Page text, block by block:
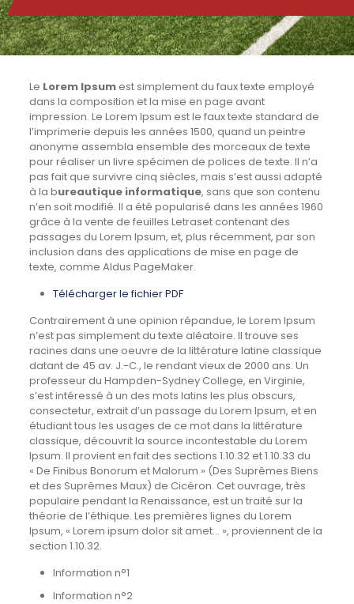
Le Lorem Ipsumest simplement du faux texte employé
dans la composition et la mise en page avant
impression. Le Lorem Ipsum est le faux texte standard de
l’imprimerie depuis les années 1500, quand un peintre
anonyme assembla ensemble des morceaux de texte
pour réaliser un livre spécimen de polices de texte. Il n’a
pas fait que survivre cinq siècles, mais s’est aussi adapté
à la bureautique informatique, sans que son contenu
n’en soit modifié. Il a été popularisé dans les années 1960
grâce à la vente de feuilles Letraset contenant des
passages du Lorem Ipsum, et, plus récemment, par son
inclusion dans des applications de mise en page de
texte, comme Aldus PageMaker.
Télécharger le fichier PDF
Contrairement à une opinion répandue, le Lorem Ipsum
n’est pas simplement du texte aléatoire. Il trouve ses
racines dans une oeuvre de la littérature latine classique
datant de 45 av. J.-C., le rendant vieux de 2000 ans. Un
professeur du Hampden-Sydney College, en Virginie,
s’est intéressé à un des mots latins les plus obscurs,
consectetur, extrait d’un passage du Lorem Ipsum, et en
étudiant tous les usages de ce mot dans la littérature
classique, découvrit la source incontestable du Lorem
Ipsum. Il provient en fait des sections 1.10.32 et 1.10.33 du
« De Finibus Bonorum et Malorum » (Des Suprêmes Biens
et des Suprêmes Maux) de Cicéron. Cet ouvrage, très
populaire pendant la Renaissance, est un traité sur la
théorie de l’éthique. Les premières lignes du Lorem
Ipsum, « Lorem ipsum dolor sit amet… », proviennent de la
section 1.10.32.
Information n°1
Information n°2